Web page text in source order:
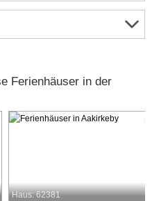
Ferienhäuser in der
Haus: 62381